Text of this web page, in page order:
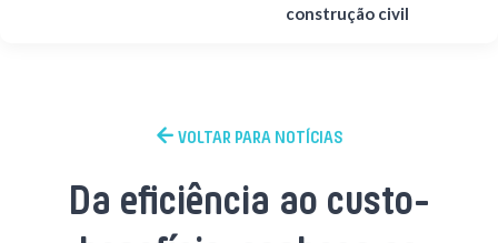
construção civil
VOLTAR PARA NOTÍCIAS
Da eficiência ao custo-